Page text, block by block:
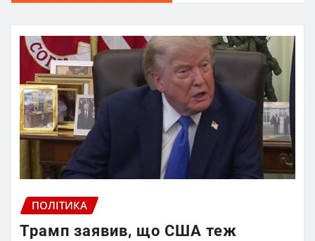
ПОЛІТИКА
Трамп заявив, що США теж